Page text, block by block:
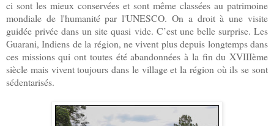
ci sont les mieux conservées et sont même classées au patrimoine
mondiale de l'humanité par l'UNESCO. On a droit à une visite
guidée privée dans un site quasi vide. C’est une belle surprise. Les
Guarani, Indiens de la région, ne vivent plus depuis longtemps dans
ces missions qui ont toutes été abandonnées à la fin du XVIIIème
siècle mais vivent toujours dans le village et la région où ils se sont
sédentarisés.